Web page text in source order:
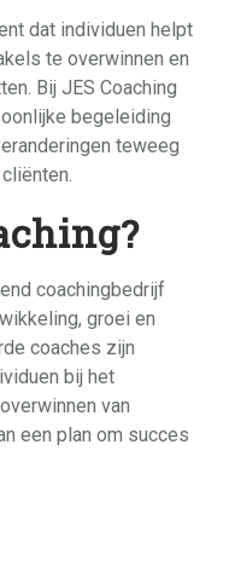
dat individuen helpt
te overwinnen en
Bij JES Coaching
begeleiding
teweeg
coachingbedrijf
groei en
coaches zijn
bij het
van
een plan om succes